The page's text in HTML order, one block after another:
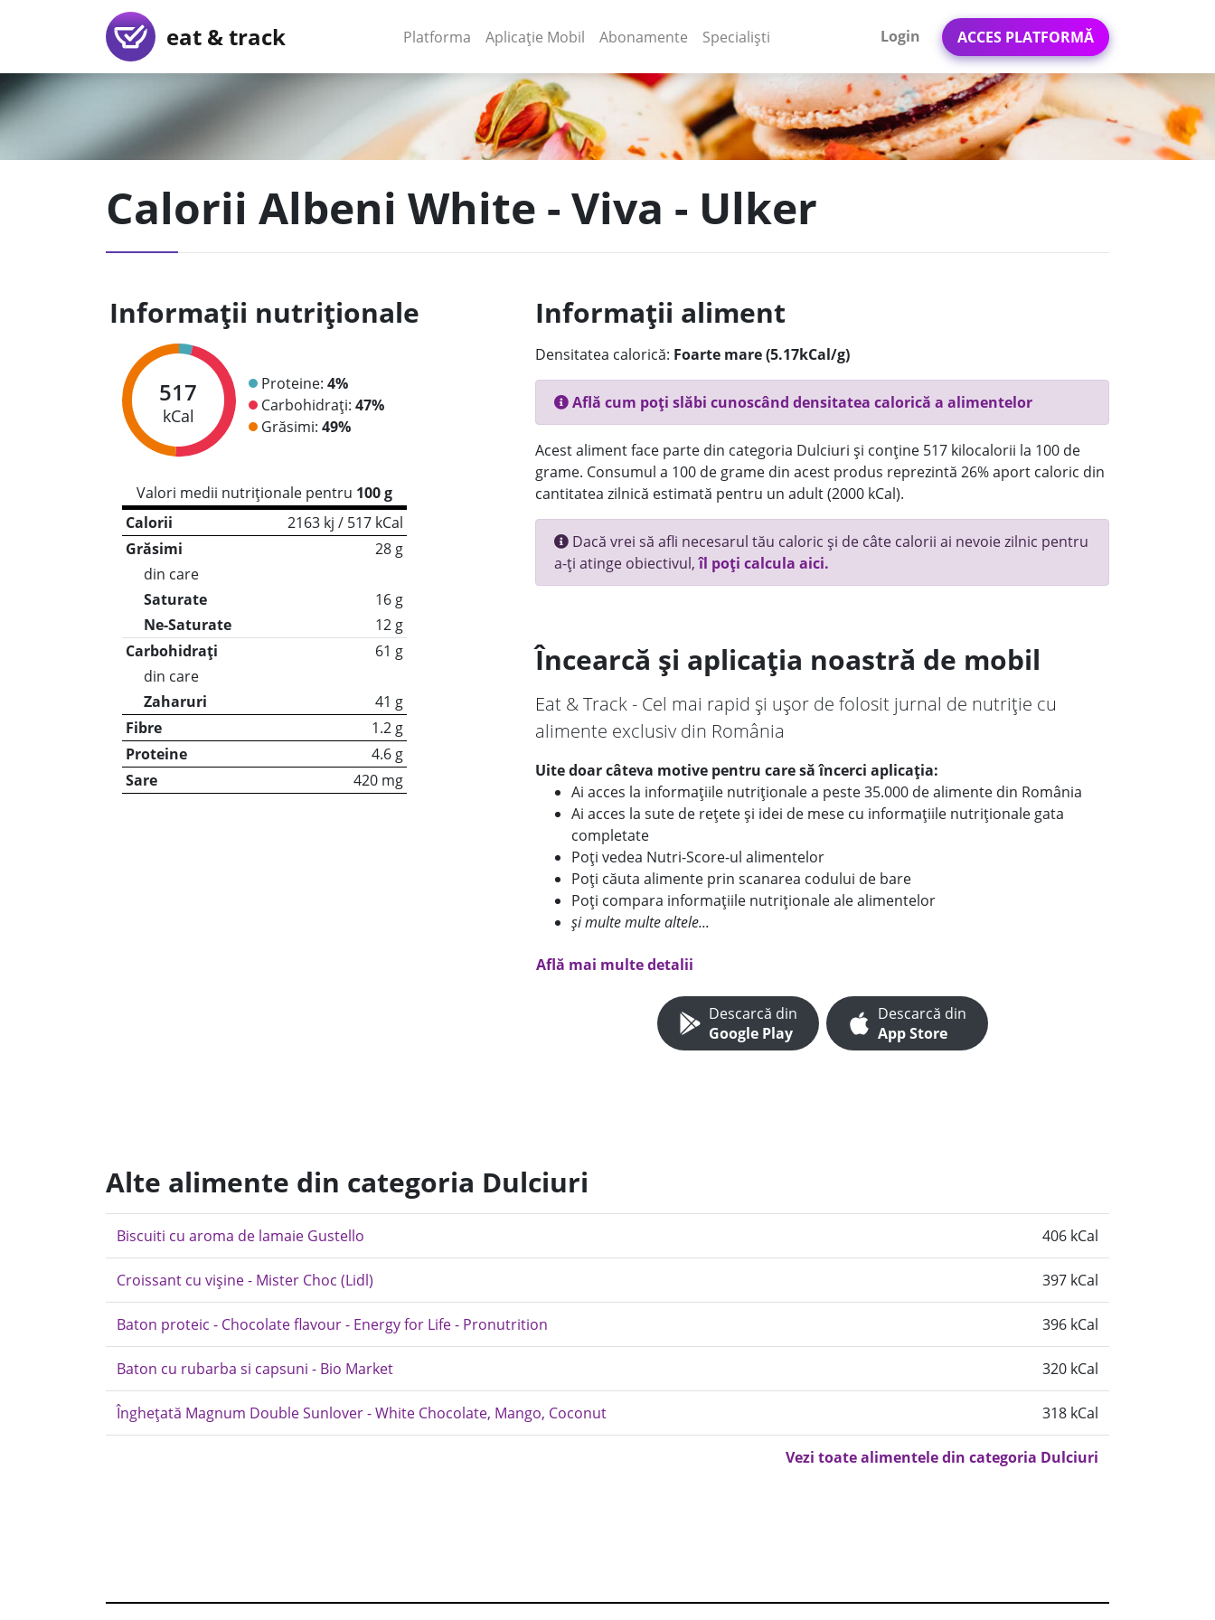
eat & track Platforma (current)
Aplicație Mobil (current)
Abonamente Specialiști Login ACCES PLATFORMĂ
Calorii Albeni White - Viva - Ulker
Informații nutriționale
517
kCal
Proteine: 4%
Carbohidrați: 47%
Grăsimi: 49%
Valori medii nutriționale pentru 100 g
Calorii
2163 kj / 517 kCal
Grăsimi
28 g
din care
Saturate
16 g
Ne-Saturate
12 g
Carbohidrați
61 g
din care
Zaharuri
41 g
Fibre
1.2 g
Proteine
4.6 g
Sare
420 mg
Informații aliment
Densitatea calorică: Foarte mare (5.17kCal/g)
Află cum poți slăbi cunoscând densitatea calorică a alimentelor
Acest aliment face parte din categoria Dulciuri și conține 517 kilocalorii la 100 de
grame. Consumul a 100 de grame din acest produs reprezintă 26% aport caloric din
cantitatea zilnică estimată pentru un adult (2000 kCal).
Dacă vrei să afli necesarul tău caloric și de câte calorii ai nevoie zilnic pentru
a-ți atinge obiectivul,îl poți calcula aici.
Încearcă și aplicația noastră de mobil
Eat & Track - Cel mai rapid și ușor de folosit jurnal de nutriție cu
alimente exclusiv din România
Uite doar câteva motive pentru care să încerci aplicația:
Ai acces la informațiile nutriționale a peste 35.000 de alimente din România
Ai acces la sute de rețete și idei de mese cu informațiile nutriționale gata
completate
Poți vedea Nutri-Score-ul alimentelor
Poți căuta alimente prin scanarea codului de bare
Poți compara informațiile nutriționale ale alimentelor
și multe multe altele...
Află mai multe detalii
Descarcă din
Google Play
Descarcă din
App Store
Alte alimente din categoria Dulciuri
Biscuiti cu aroma de lamaie Gustello 406 kCal
Croissant cu vișine - Mister Choc (Lidl) 397 kCal
Baton proteic - Chocolate flavour - Energy for Life - Pronutrition 396 kCal
Baton cu rubarba si capsuni - Bio Market 320 kCal
Înghețată Magnum Double Sunlover - White Chocolate, Mango, Coconut 318 kCal
Vezi toate alimentele din categoria Dulciuri